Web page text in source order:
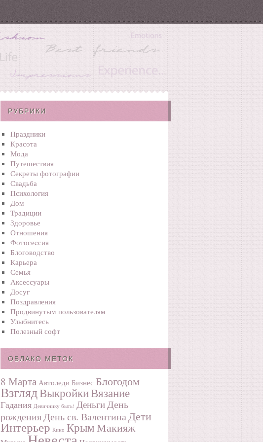
РУБРИКИ
Праздники
Красота
Мода
Путешествия
Секреты фотографии
Свадьба
Психология
Дом
Традиции
Здоровье
Отношения
Фотосеcсия
Блоговодство
Карьера
Семья
Аксессуары
Досуг
Поздравления
Продвинутым пользователям
Улыбнитесь
Полезный софт
ОБЛАКО МЕТОК
8 Марта Автоледи Бизнес Блогодом
ВзглядВыкройкиВязание
Гадания Девичнику быть! ДеньгиДень
рожденияДень св. ВалентинаДети
Интерьер Кино КрымМакияж